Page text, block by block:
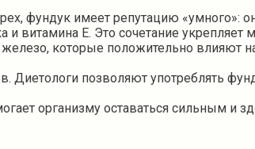
фундук имеет репутацию «умного»:
и витамина Е. Это сочетание
которые положительно влияют
Диетологи позволяют употреблять
организму оставаться сильным и